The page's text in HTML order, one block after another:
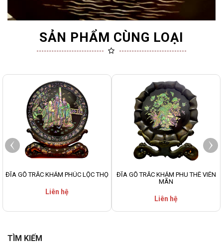
SẢN PHẨM CÙNG LOẠI
ĐĨA GỖ TRẮC KHẢM PHÚC LỘC THỌ
Liên hệ
ĐĨA GỖ TRẮC KHẢM PHU THÊ VIÊN
MÃN
Liên hệ
TÌM KIẾM